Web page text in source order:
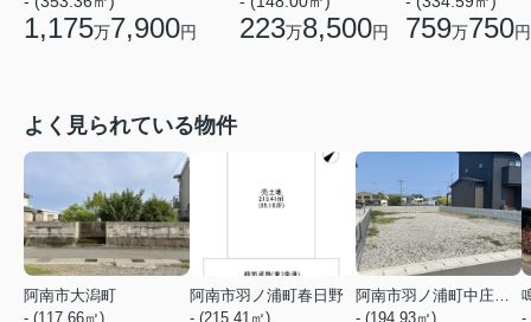
1,175万7,900円 223万8,500円 759万750円
よく見られている物件
阿南市大潟町
- (117.66㎡)
阿南市羽ノ浦町春日野
- (215.41㎡)
阿南市羽ノ浦町中庄中屋
- (194.93㎡)
-